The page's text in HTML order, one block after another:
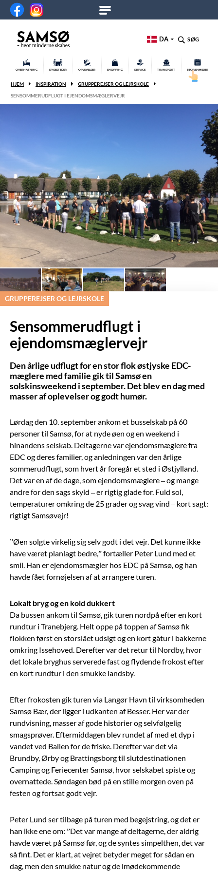
DA SØG
OVERNATNING SPISESTEDER OPLEVELSER SHOPPING SERVICE TRANSPORT BEGIVENHEDER
HJEM INSPIRATION
GRUPPEREJSER OG LEJRSKOLE
SENSOMMERUDFLUGT I EJENDOMSMÆGLERVEJR
GRUPPEREJSER OG LEJRSKOLE
Sensommerudflugt i
ejendomsmæglervejr
Den årlige udflugt for en stor flok østjyske EDC-
mæglere med familie gik til Samsø en
solskinsweekend i september. Det blev en dag med
masser af oplevelser og godt humør.
Lørdag den 10. september ankom et busselskab på 60
personer til Samsø, for at nyde øen og en weekend i
hinandens selskab. Deltagerne var ejendomsmæglere fra
EDC og deres familier, og anledningen var den årlige
sommerudflugt, som hvert år foregår et sted i Østjylland.
Det var en af de dage, som ejendomsmæglere – og mange
andre for den sags skyld – er rigtig glade for. Fuld sol,
temperaturer omkring de 25 grader og svag vind – kort sagt:
rigtigt Samsøvejr!
”Øen solgte virkelig sig selv godt i det vejr. Det kunne ikke
have været planlagt bedre,” fortæller Peter Lund med et
smil. Han er ejendomsmægler hos EDC på Samsø, og han
havde fået fornøjelsen af at arrangere turen.
Lokalt bryg og en kold dukkert
Da bussen ankom til Samsø, gik turen nordpå efter en kort
rundtur i Tranebjerg. Helt oppe på toppen af Samsø fik
flokken først en storslået udsigt og en kort gåtur i bakkerne
omkring Issehoved. Derefter var det retur til Nordby, hvor
det lokale bryghus serverede fast og flydende frokost efter
en kort rundtur i den smukke landsby.
Efter frokosten gik turen via Langør Havn til virksomheden
Samsø Bær, der ligger i udkanten af Besser. Her var der
rundvisning, masser af gode historier og selvfølgelig
smagsprøver. Eftermiddagen blev rundet af med et dyp i
vandet ved Ballen for de friske. Derefter var det via
Brundby, Ørby og Brattingsborg til slutdestinationen
Camping og Feriecenter Samsø, hvor selskabet spiste og
overnattede. Søndagen bød på en stille morgen oven på
festen og fortsat godt vejr.
Peter Lund ser tilbage på turen med begejstring, og det er
han ikke ene om: ”Det var mange af deltagerne, der aldrig
havde været på Samsø før, og de syntes simpelthen, det var
så fint. Det er klart, at vejret betyder meget for sådan en
dag, men den smukke natur og de imødekommende